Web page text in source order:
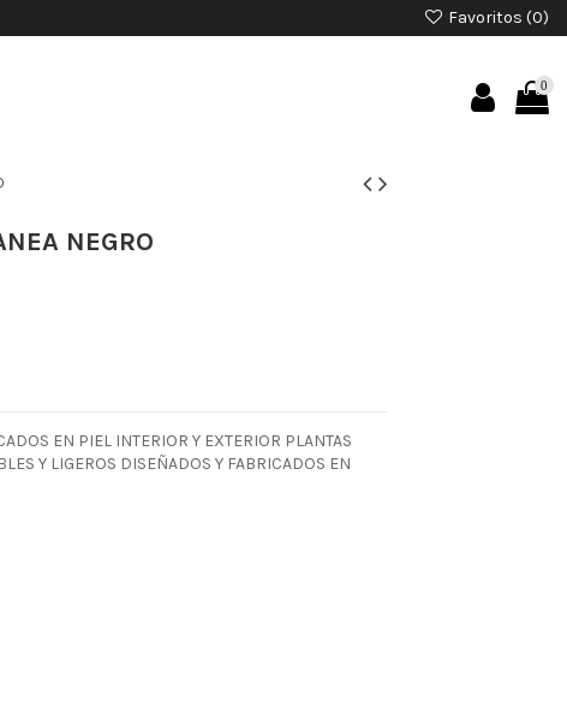
Favoritos (0)
0
NEGRO
EN PIEL INTERIOR Y EXTERIOR PLANTAS
Y LIGEROS DISEÑADOS Y FABRICADOS EN